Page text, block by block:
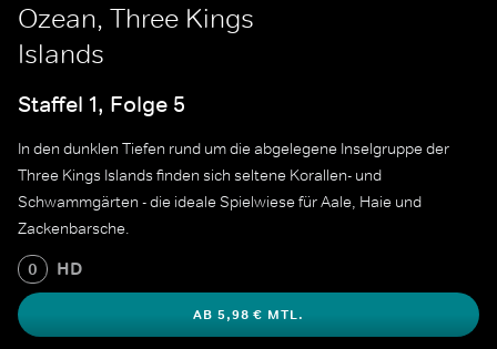
Ozean, Three Kings
Islands
Staffel 1, Folge 5
In den dunklen Tiefen rund um die abgelegene Inselgruppe der
Three Kings Islands finden sich seltene Korallen- und
Schwammgärten - die ideale Spielwiese für Aale, Haie und
Zackenbarsche.
0 HD
AB 5,98 € MTL.